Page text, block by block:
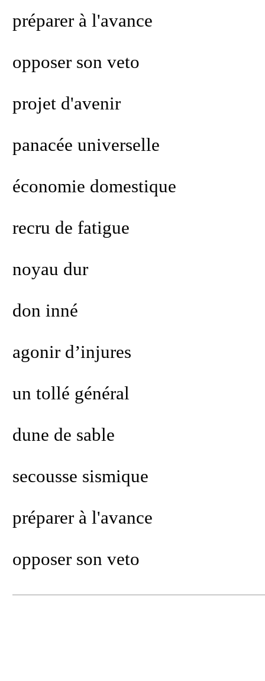
préparer à l'avance
opposer son veto
projet d'avenir
panacée universelle
économie domestique
recru de fatigue
noyau dur
don inné
agonir d’injures
un tollé général
dune de sable
secousse sismique
préparer à l'avance
opposer son veto